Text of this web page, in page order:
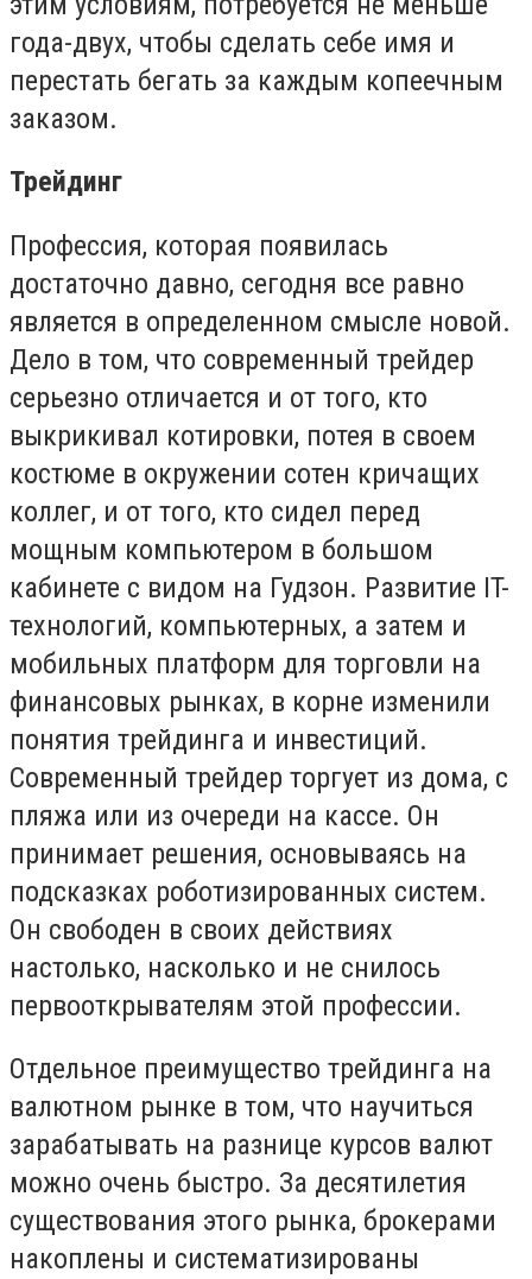
года-двух, чтобы сделать себе имя и
перестать бегать за каждым копеечным
заказом.
Трейдинг
Профессия, которая появилась
достаточно давно, сегодня все равно
является в определенном смысле новой.
Дело в том, что современный трейдер
серьезно отличается и от того, кто
выкрикивал котировки, потея в своем
костюме в окружении сотен кричащих
коллег, и от того, кто сидел перед
мощным компьютером в большом
кабинете с видом на Гудзон. Развитие IT-
технологий, компьютерных, а затем и
мобильных платформ для торговли на
финансовых рынках, в корне изменили
понятия трейдинга и инвестиций.
Современный трейдер торгует из дома, с
пляжа или из очереди на кассе. Он
принимает решения, основываясь на
подсказках роботизированных систем.
Он свободен в своих действиях
настолько, насколько и не снилось
первооткрывателям этой профессии.
Отдельное преимущество трейдинга на
валютном рынке в том, что научиться
зарабатывать на разнице курсов валют
можно очень быстро. За десятилетия
существования этого рынка, брокерами
накоплены и систематизированы